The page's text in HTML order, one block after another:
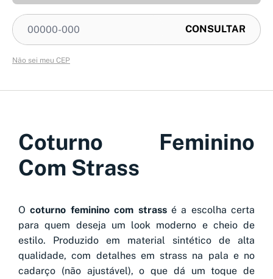
Não sei meu CEP
Coturno Feminino
Com Strass
Ocoturno feminino com strassé a escolha certa
para quem deseja um look moderno e cheio de
estilo. Produzido em material sintético de alta
qualidade, com detalhes em strass na pala e no
cadarço (não ajustável), o que dá um toque de